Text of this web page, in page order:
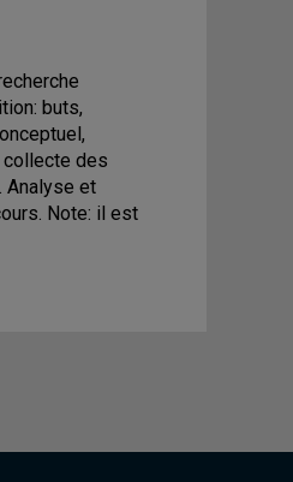
buts,
collecte des
Analyse et
Note: il est